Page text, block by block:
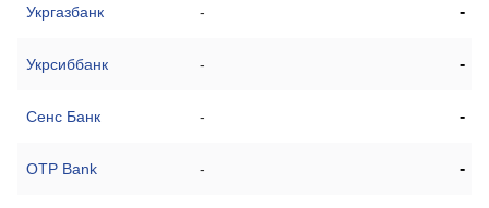
Укргазбанк - -
Укрсиббанк - -
Сенс Банк - -
OTP Bank - -